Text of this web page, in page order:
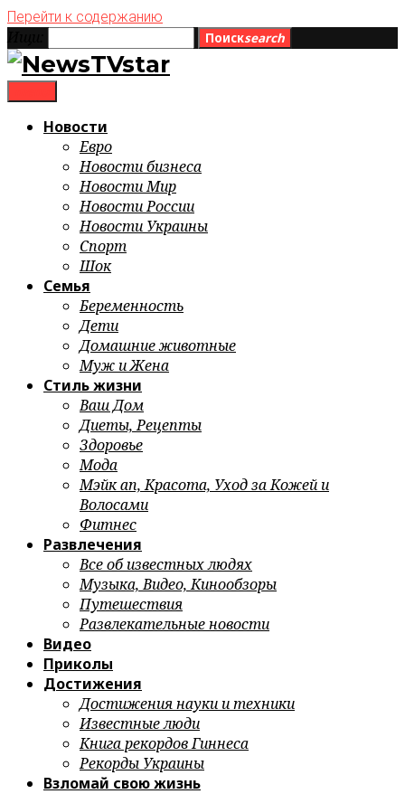
Перейти к содержанию
Поискsearch
Новости
Евро
Новости бизнеса
Новости Мир
Новости России
Новости Украины
Спорт
Шок
Семья
Беременность
Дети
Домашние животные
Муж и Жена
Стиль жизни
Ваш Дом
Диеты, Рецепты
Здоровье
Мода
Мэйк ап, Красота, Уход за Кожей и
Волосами
Фитнес
Развлечения
Все об известных людях
Музыка, Видео, Кинообзоры
Путешествия
Развлекательные новости
Видео
Приколы
Достижения
Достижения науки и техники
Известные люди
Книга рекордов Гиннеса
Рекорды Украины
Взломай свою жизнь